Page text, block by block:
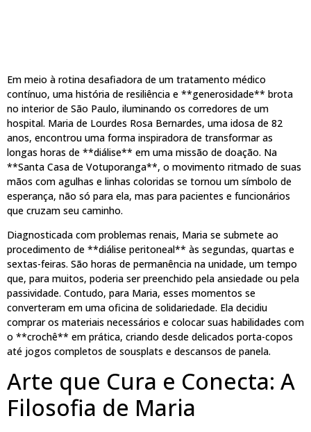
Em meio à rotina desafiadora de um tratamento médico
contínuo, uma história de resiliência e **generosidade** brota
no interior de São Paulo, iluminando os corredores de um
hospital. Maria de Lourdes Rosa Bernardes, uma idosa de 82
anos, encontrou uma forma inspiradora de transformar as
longas horas de **diálise** em uma missão de doação. Na
**Santa Casa de Votuporanga**, o movimento ritmado de suas
mãos com agulhas e linhas coloridas se tornou um símbolo de
esperança, não só para ela, mas para pacientes e funcionários
que cruzam seu caminho.
Diagnosticada com problemas renais, Maria se submete ao
procedimento de **diálise peritoneal** às segundas, quartas e
sextas-feiras. São horas de permanência na unidade, um tempo
que, para muitos, poderia ser preenchido pela ansiedade ou pela
passividade. Contudo, para Maria, esses momentos se
converteram em uma oficina de solidariedade. Ela decidiu
comprar os materiais necessários e colocar suas habilidades com
o **crochê** em prática, criando desde delicados porta-copos
até jogos completos de sousplats e descansos de panela.
Arte que Cura e Conecta: A
Filosofia de Maria